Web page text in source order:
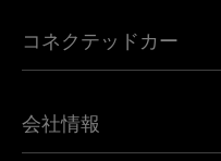
ヨーロッパ向けeSIM
カナダ向けeSIM
コネクテッドカー
Land Rover向けUbigi
会社情報